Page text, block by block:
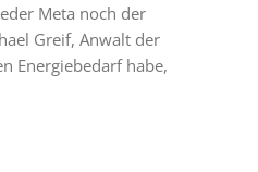
Meta noch der
Greif, Anwalt der
Energiebedarf habe,